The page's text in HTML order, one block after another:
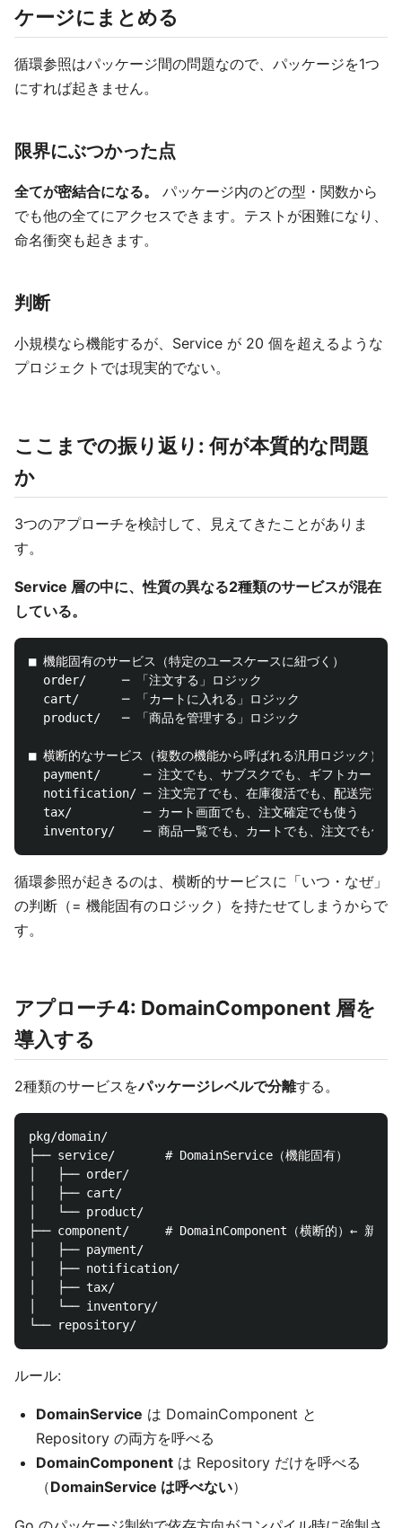
ケージにまとめる
循環参照はパッケージ間の問題なので、パッケージを1つ
にすれば起きません。
限界にぶつかった点
全てが密結合になる。
パッケージ内のどの型・関数から
でも他の全てにアクセスできます。テストが困難になり、
命名衝突も起きます。
判断
小規模なら機能するが、Service が 20 個を超えるような
プロジェクトでは現実的でない。
ここまでの振り返り: 何が本質的な問題
か
3つのアプローチを検討して、見えてきたことがありま
す。
Service 層の中に、性質の異なる2種類のサービスが混在
している。
■ 機能固有のサービス（特定のユースケースに紐づく）
  order/     ─ 「注文する」ロジック
  cart/      ─ 「カートに入れる」ロジック
  product/   ─ 「商品を管理する」ロジック
■ 横断的なサービス（複数の機能から呼ばれる汎用ロジック）
payment/      ─ 注文でも、サブスクでも、ギフトカードで
notification/ ─ 注文完了でも、在庫復活でも、配送完了で
  tax/          ─ カート画面でも、注文確定でも使う
循環参照が起きるのは、横断的サービスに「いつ・なぜ」
の判断（= 機能固有のロジック）を持たせてしまうからで
す。
アプローチ4: DomainComponent 層を
導入する
2種類のサービスをパッケージレベルで分離する。
pkg/domain/
├── service/       # DomainService（機能固有）
│   ├── order/
│   ├── cart/
│   └── product/
├── component/     # DomainComponent（横断的）← 新設
│   ├── payment/
│   ├── notification/
│   ├── tax/
│   └── inventory/
ルール:
DomainService は DomainComponent と
Repository の両方を呼べる
DomainComponent は Repository だけを呼べる
（DomainService は呼べない）